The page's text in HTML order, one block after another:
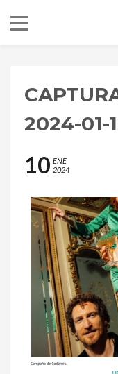
2024-01-
10 ENE
2024